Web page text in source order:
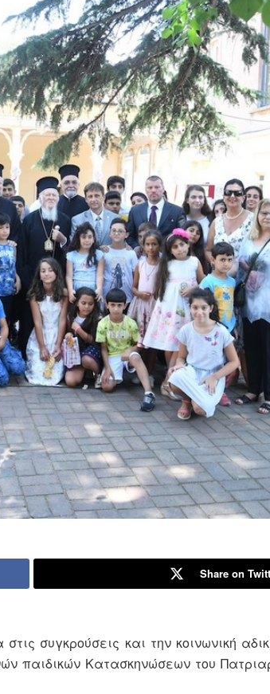
Share on
συγκρούσεις και την κοινωνική
παιδικών Κατασκηνώσεων του